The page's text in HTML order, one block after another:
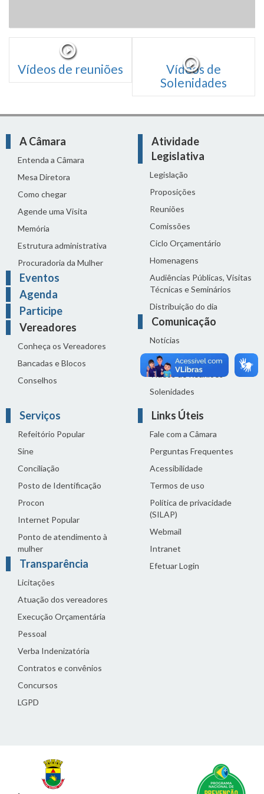
Vídeos de reuniões
Vídeos de
Solenidades
A Câmara
Entenda a Câmara
Mesa Diretora
Como chegar
Agende uma Visita
Memória
Estrutura administrativa
Procuradoria da Mulher
Eventos
Agenda
Participe
Vereadores
Conheça os Vereadores
Bancadas e Blocos
Conselhos
Atividade
Legislativa
Legislação
Proposições
Reuniões
Comissões
Ciclo Orçamentário
Homenagens
Audiências Públicas, Visitas
Técnicas e Seminários
Distribuição do dia
Comunicação
Notícias
Sala de Imprensa
Vídeos de Reuniões
Solenidades
Serviços
Refeitório Popular
Sine
Conciliação
Posto de Identificação
Procon
Internet Popular
Ponto de atendimento à
mulher
Transparência
Licitações
Atuação dos vereadores
Execução Orçamentária
Pessoal
Verba Indenizatória
Contratos e convênios
Concursos
LGPD
Links Úteis
Fale com a Câmara
Perguntas Frequentes
Acessibilidade
Termos de uso
Política de privacidade
(SILAP)
Webmail
Intranet
Efetuar Login